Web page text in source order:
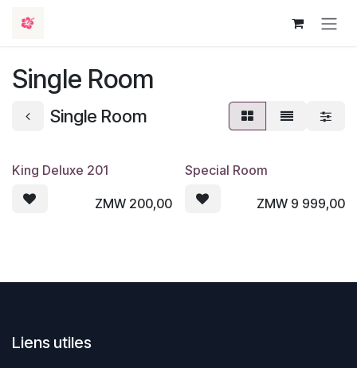
Single Room
Single Room
King Deluxe 201
ZMW 200,00
Special Room
ZMW 9 999,00
Liens utiles